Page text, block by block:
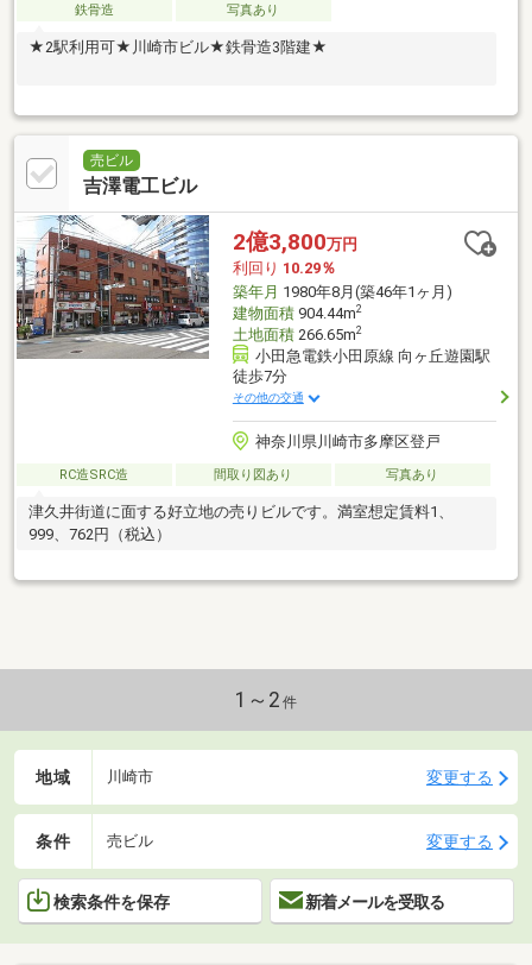
鉄骨造 写真あり
★2駅利用可★川崎市ビル★鉄骨造3階建★
売ビル
吉澤電工ビル
2億3,800万円
利回り 10.29％
築年月 1980年8月(築46年1ヶ月)
建物面積904.44m2
土地面積266.65m2
小田急電鉄小田原線 向ヶ丘遊園駅
徒歩7分
その他の交通
神奈川県川崎市多摩区登戸
RC造SRC造 間取り図あり 写真あり
津久井街道に面する好立地の売りビルです。満室想定賃料1、
999、762円（税込）
1～2 件
地域 川崎市 変更する
条件 売ビル 変更する
検索条件を保存 新着メールを受取る